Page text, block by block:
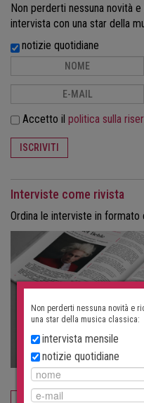
Non perderti nessuna novità
intervista con una star della
notizie quotidiane
Accetto il politica sulla
ISCRIVITI
Interviste come rivista
Ordina le interviste in formato
ORDINA ORA
Non perderti nessuna novità e
una star della musica classica:
intervista mensile
notizie quotidiane